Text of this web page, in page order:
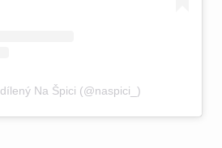
Na Špici (@naspici_)